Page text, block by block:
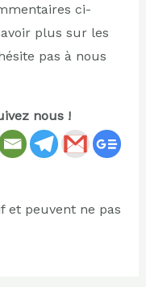
ci-
plus sur les
pas à nous
nous !
et peuvent ne pas